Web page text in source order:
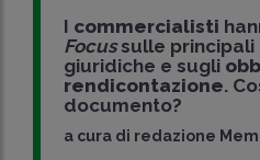
I commercialisti
Focussulle
giuridiche e sugli
rendicontazione.
documento?
a cura di redazione